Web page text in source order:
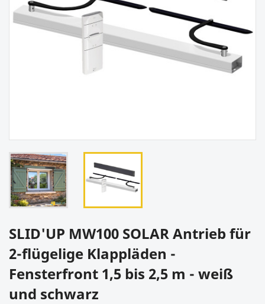
SLID'UP MW100 SOLAR Antrieb für
2-flügelige Klappläden -
Fensterfront 1,5 bis 2,5 m - weiß
und schwarz